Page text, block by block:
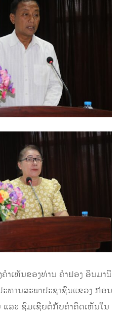
າເຫັນຂອງທ່ານ ຄໍາຟອງ ອິນມານີ
ະທານສະພາປະຊາຊົນແຂວງ ກ່ອນ
ແລະ ຊົມເຊີຍຕໍ່ກັບຄຳຄິດເຫັນໃນ